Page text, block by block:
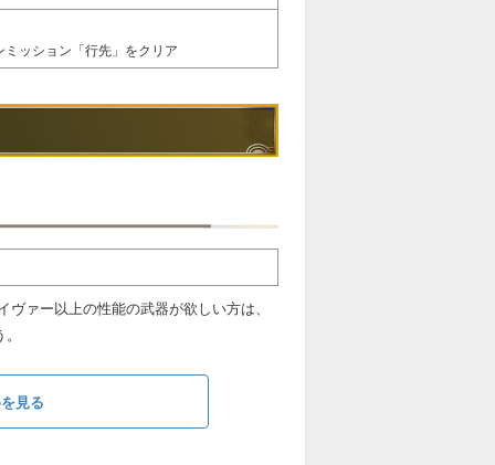
ミッション「行先」をクリア
ァー以上の性能の武器が欲しい方は、
見る